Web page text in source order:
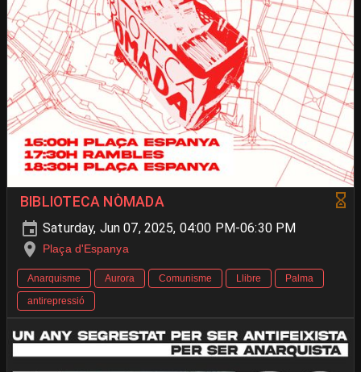
BIBLIOTECA NÒMADA
Saturday, Jun 07, 2025, 04:00 PM-06:30 PM
Plaça d'Espanya
Anarquisme Aurora Comunisme Llibre
Palma
antirepressió